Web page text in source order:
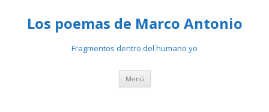
Los poemas de Marco Antonio
Fragmentos dentro del humano yo
Menú Ir
contenido